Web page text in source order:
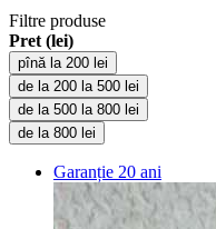
Filtre produse
Pret (lei)
pînă la 200 lei
de la 200 la 500 lei
de la 500 la 800 lei
de la 800 lei
Garanție 20 ani